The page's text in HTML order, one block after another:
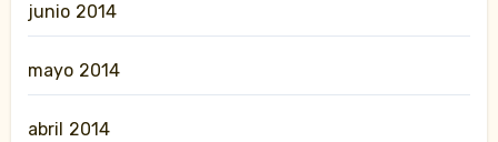
junio 2014
mayo 2014
abril 2014